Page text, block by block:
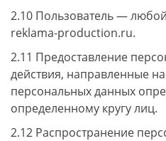
2.10 Пользователь —
reklama-production.ru.
2.11 Предоставление
действия, направленные
персональных данных
определенному кругу лиц.
2.12 Распространение